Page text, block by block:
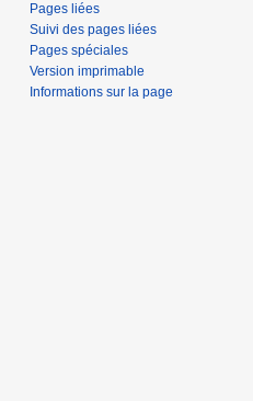
Pages liées
Suivi des pages liées
Pages spéciales
Version imprimable
Informations sur la page